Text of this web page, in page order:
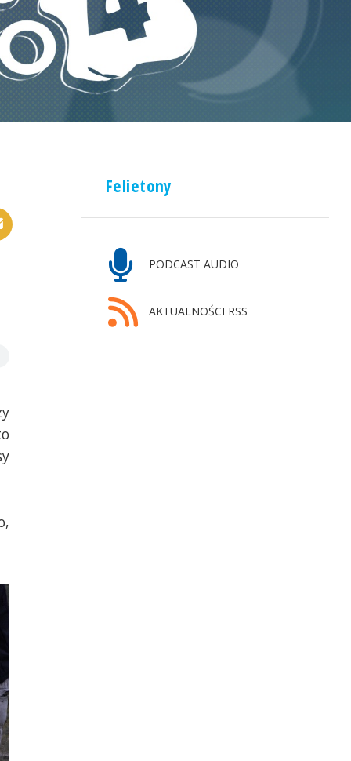
Felietony
PODCAST AUDIO
AKTUALNOŚCI RSS